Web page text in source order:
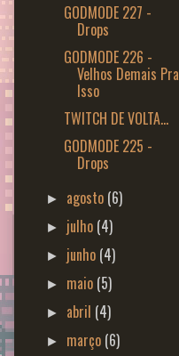
GODMODE 227 -
Drops
GODMODE 226 -
Velhos Demais Pra
Isso
TWITCH DE VOLTA...
GODMODE 225 -
Drops
► agosto (6)
► julho (4)
► junho (4)
► maio (5)
► abril (4)
► março (6)